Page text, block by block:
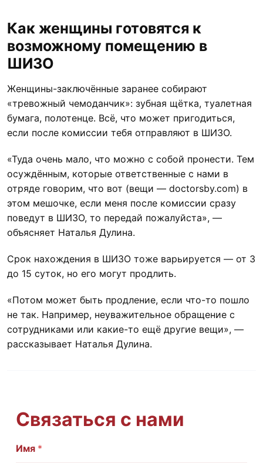
Как женщины готовятся к
возможному помещению в
ШИЗО
Женщины-заключённые заранее собирают
«тревожный чемоданчик»: зубная щётка, туалетная
бумага, полотенце. Всё, что может пригодиться,
если после комиссии тебя отправляют в ШИЗО.
«Туда очень мало, что можно с собой пронести. Тем
осуждённым, которые ответственные с нами в
отряде говорим, что вот (вещи — doctorsby.com) в
этом мешочке, если меня после комиссии сразу
поведут в ШИЗО, то передай пожалуйста», —
объясняет Наталья Дулина.
Срок нахождения в ШИЗО тоже варьируется — от 3
до 15 суток, но его могут продлить.
«Потом может быть продление, если что-то пошло
не так. Например, неуважительное обращение с
сотрудниками или какие-то ещё другие вещи», —
рассказывает Наталья Дулина.
Связаться с нами
E
Имя *